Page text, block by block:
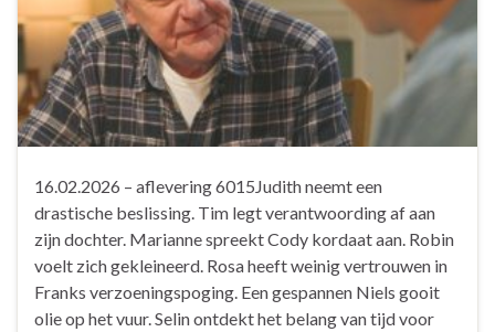
16.02.2026 – aflevering 6015Judith neemt een
drastische beslissing. Tim legt verantwoording af aan
zijn dochter. Marianne spreekt Cody kordaat aan. Robin
voelt zich gekleineerd. Rosa heeft weinig vertrouwen in
Franks verzoeningspoging. Een gespannen Niels gooit
olie op het vuur. Selin ontdekt het belang van tijd voor